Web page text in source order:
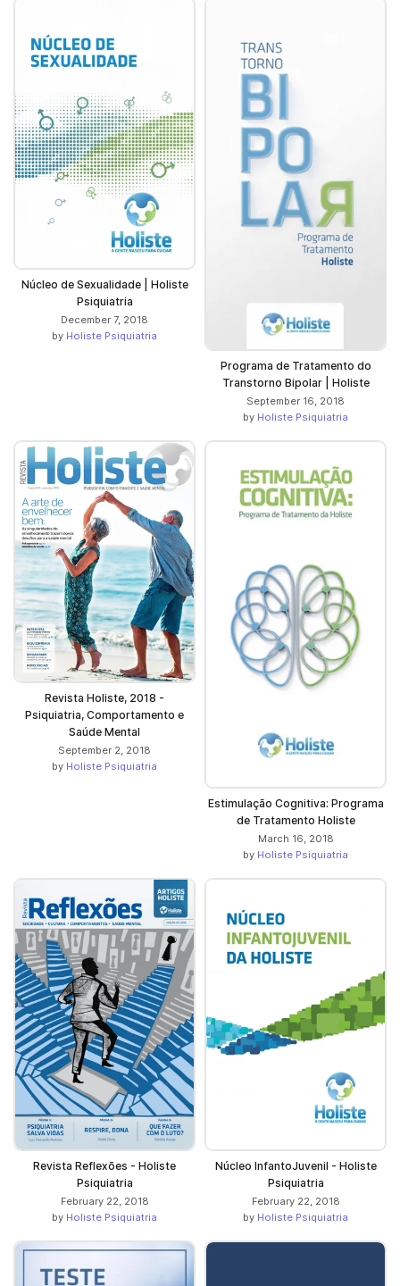
Núcleo de Sexualidade | Holiste
Psiquiatria
December 7, 2018
by Holiste Psiquiatria
Programa de Tratamento do
Transtorno Bipolar | Holiste
September 16, 2018
by Holiste Psiquiatria
Revista Holiste, 2018 -
Psiquiatria, Comportamento e
Saúde Mental
September 2, 2018
by Holiste Psiquiatria
Estimulação Cognitiva: Programa
de Tratamento Holiste
March 16, 2018
by Holiste Psiquiatria
Revista Reflexões - Holiste
Psiquiatria
February 22, 2018
by Holiste Psiquiatria
Núcleo InfantoJuvenil - Holiste
Psiquiatria
February 22, 2018
by Holiste Psiquiatria